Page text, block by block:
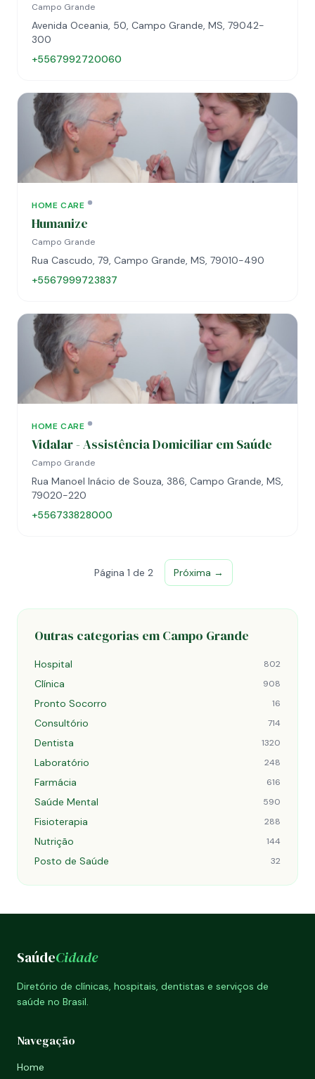
Campo Grande
Avenida Oceania, 50, Campo Grande, MS, 79042-
300
+5567992720060
HOME CARE
Humanize
Campo Grande
Rua Cascudo, 79, Campo Grande, MS, 79010-490
+5567999723837
HOME CARE
Vidalar - Assistência Domiciliar em Saúde
Campo Grande
Rua Manoel Inácio de Souza, 386, Campo Grande, MS,
79020-220
+556733828000
Página 1 de 2 Próxima →
Outras categorias em Campo Grande
Hospital 802
Clínica 908
Pronto Socorro 16
Consultório 714
Dentista 1320
Laboratório 248
Farmácia 616
Saúde Mental 590
Fisioterapia 288
Nutrição 144
Posto de Saúde 32
SaúdeCidade
Diretório de clínicas, hospitais, dentistas e serviços de
saúde no Brasil.
Navegação
Home